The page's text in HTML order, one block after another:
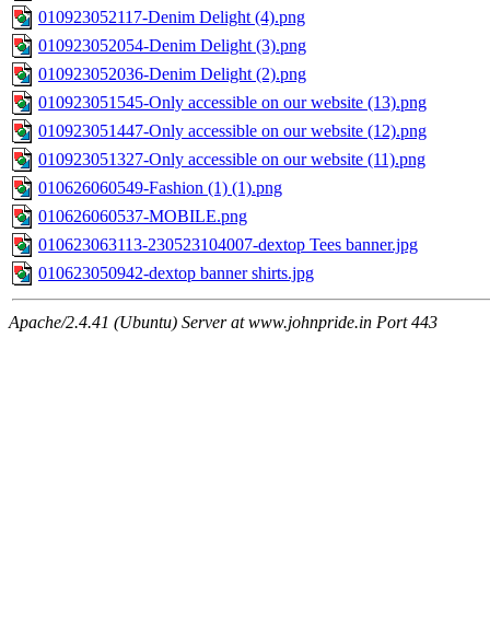
010923052117-Denim Delight (4).png
010923052054-Denim Delight (3).png
010923052036-Denim Delight (2).png
010923051545-Only accessible on our website (13).png
010923051447-Only accessible on our website (12).png
010923051327-Only accessible on our website (11).png
010626060549-Fashion (1) (1).png
010626060537-MOBILE.png
010623063113-230523104007-dextop Tees banner.jpg
010623050942-dextop banner shirts.jpg
Apache/2.4.41 (Ubuntu) Server at www.johnpride.in Port 443